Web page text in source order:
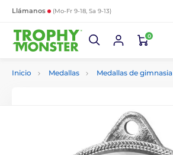
Llámanos (Mo-Fr 9-18, Sa 9-13)
0
Inicio Medallas Medallas de gimnasia